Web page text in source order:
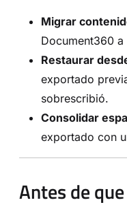
Migrar
Document360 a
Restaurar
exportado
sobrescribió.
Consolidar
exportado con
Antes de